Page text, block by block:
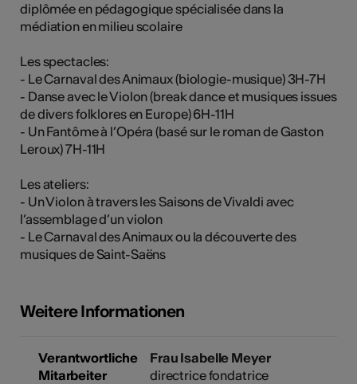
diplômée en pédagogique spécialisée dans la
médiation en milieu scolaire
Les spectacles:
- Le Carnaval des Animaux (biologie-musique) 3H-7H
- Danse avec le Violon (break dance et musiques issues
de divers folklores en Europe) 6H-11H
- Un Fantôme à l’Opéra (basé sur le roman de Gaston
Leroux) 7H-11H
Les ateliers:
- Un Violon à travers les Saisons de Vivaldi avec
l’assemblage d’un violon
- Le Carnaval des Animaux ou la découverte des
musiques de Saint-Saëns
Weitere Informationen
Verantwortliche
Mitarbeiter
Frau Isabelle Meyer
directrice fondatrice